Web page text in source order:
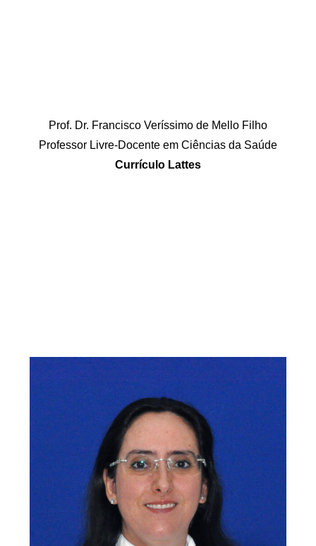
Prof. Dr. Francisco Veríssimo de Mello Filho
Professor Livre-Docente em Ciências da Saúde
Currículo Lattes